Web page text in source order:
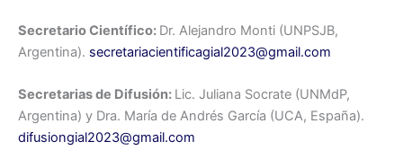
Secretario Científico: Dr. Alejandro Monti (UNPSJB,
Argentina). secretariacientificagial2023@gmail.com
Secretarias de Difusión: Lic. Juliana Socrate (UNMdP,
Argentina) y Dra. María de Andrés García (UCA, España).
difusiongial2023@gmail.com